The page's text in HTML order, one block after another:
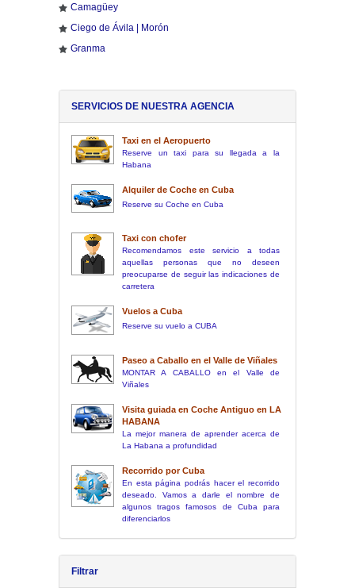
Camagüey
Ciego de Ávila | Morón
Granma
SERVICIOS DE NUESTRA AGENCIA
Taxi en el Aeropuerto
Reserve un taxi para su llegada a la
Habana
Alquiler de Coche en Cuba
Reserve su Coche en Cuba
Taxi con chofer
Recomendamos este servicio a todas
aquellas personas que no deseen
preocuparse de seguir las indicaciones de
carretera
Vuelos a Cuba
Reserve su vuelo a CUBA
Paseo a Caballo en el Valle de Viñales
MONTAR A CABALLO en el Valle de
Viñales
Visita guiada en Coche Antiguo en LA
HABANA
La mejor manera de aprender acerca de
La Habana a profundidad
Recorrido por Cuba
En esta página podrás hacer el recorrido
deseado. Vamos a darle el nombre de
algunos tragos famosos de Cuba para
diferenciarlos
Filtrar